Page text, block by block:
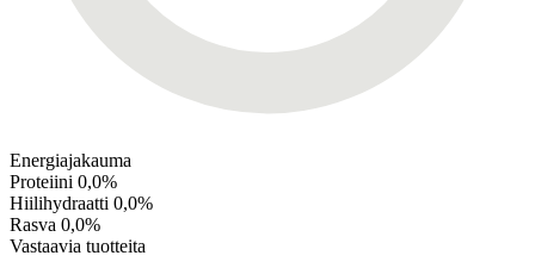
Energiajakauma
Proteiini 0,0%
Hiilihydraatti 0,0%
Rasva 0,0%
Vastaavia tuotteita